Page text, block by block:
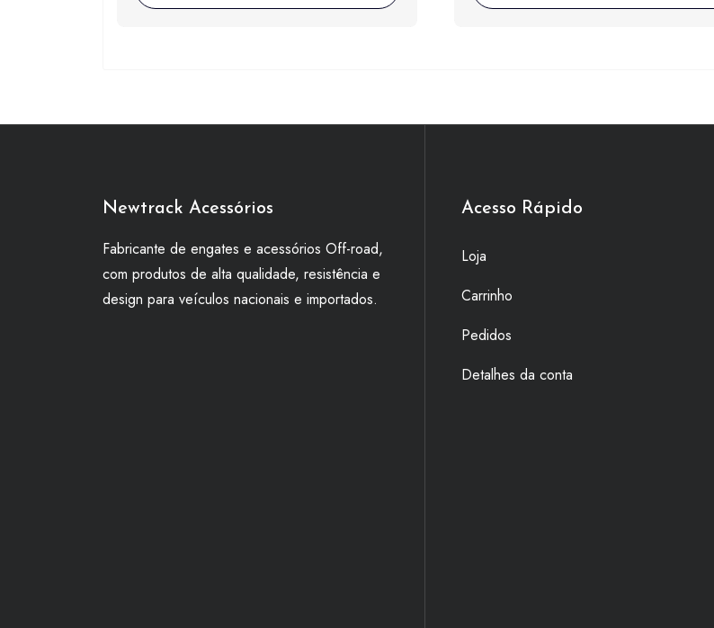
Newtrack Acessórios
Fabricante de engates e acessórios Off-road,
com produtos de alta qualidade, resistência e
design para veículos nacionais e importados.
Acesso Rápido
Loja
Carrinho
Pedidos
Detalhes da conta